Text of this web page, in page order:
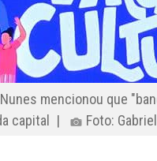
mencionou que
capital |
Foto: